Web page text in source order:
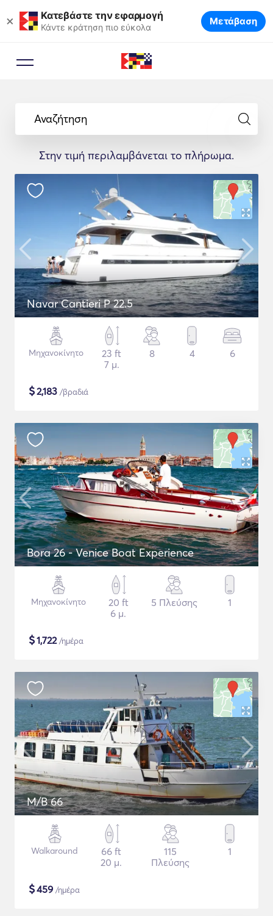
× Κατεβάστε την εφαρμογή
Κάντε κράτηση πιο εύκολα Μετάβαση
Αναζήτηση
Στην τιμή περιλαμβάνεται το πλήρωμα.
Navar Cantieri P 22.5
Μηχανοκίνητο
23 ft
7 μ.
8 4 6
$2,183 /βραδιά
Bora 26 - Venice Boat Experience
Μηχανοκίνητο
20 ft
6 μ.
5 Πλεύσης 1
$1,722/ημέρα
M/B 66
Walkaround
66 ft
20 μ.
115
Πλεύσης
1
$459 /ημέρα